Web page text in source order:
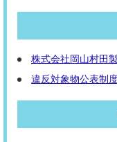
株式会社岡山村田
違反対象物公表制